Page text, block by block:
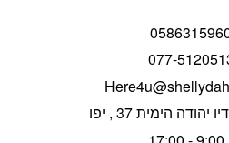
077-
הימית 37 , יפו